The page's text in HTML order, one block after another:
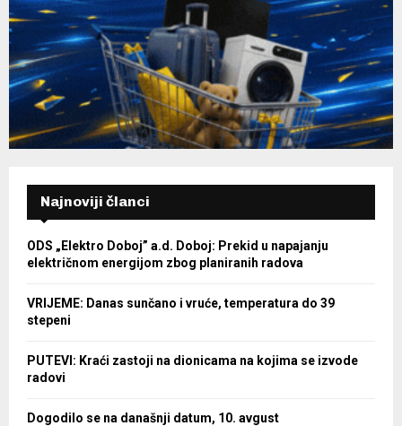
Najnoviji članci
ODS „Elektro Doboj” a.d. Doboj: Prekid u napajanju
električnom energijom zbog planiranih radova
VRIJEME: Danas sunčano i vruće, temperatura do 39
stepeni
PUTEVI: Kraći zastoji na dionicama na kojima se izvode
radovi
Dogodilo se na današnji datum, 10. avgust